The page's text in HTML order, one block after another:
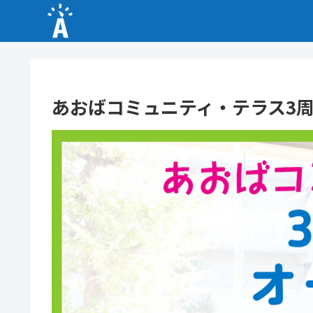
あおばコミュニティ・テラス3